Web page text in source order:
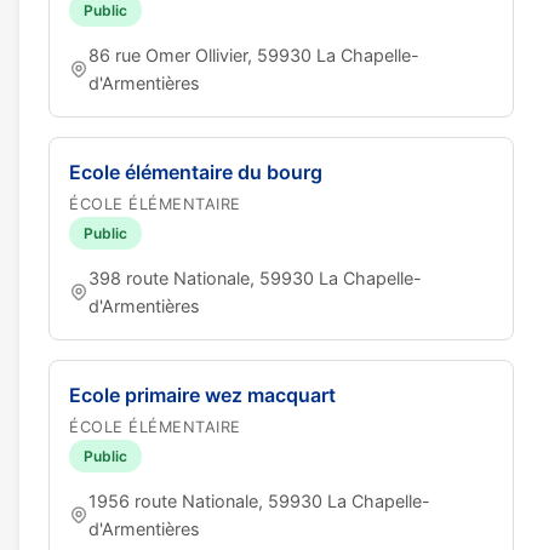
Public
86 rue Omer Ollivier, 59930 La Chapelle-
d'Armentières
Ecole élémentaire du bourg
ÉCOLE ÉLÉMENTAIRE
Public
398 route Nationale, 59930 La Chapelle-
d'Armentières
Ecole primaire wez macquart
ÉCOLE ÉLÉMENTAIRE
Public
1956 route Nationale, 59930 La Chapelle-
d'Armentières